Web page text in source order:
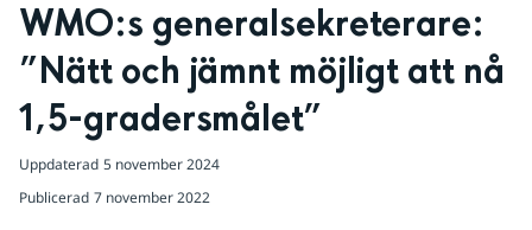
WMO:s generalsekreterare:
”Nätt och jämnt möjligt att nå
1,5-gradersmålet”
Uppdaterad 5 november 2024
Publicerad 7 november 2022